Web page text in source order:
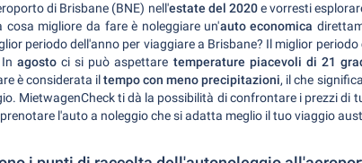
di Brisbane (BNE) nell'estate del 2020e vorresti
cosa migliore da fare è noleggiare un'auto economica
periodo dell'anno per viaggiare a Brisbane? Il miglior periodo
agostoci si può aspettare temperature piacevoli di 21
è considerata iltempo con meno precipitazioni, il che
MietwagenCheck ti dà la possibilità di confrontare i prezzi di
l'auto a noleggio che si adatta meglio il tuo viaggio